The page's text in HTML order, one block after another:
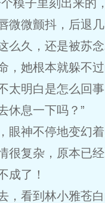
模子里刻出来的
微微颤抖，后退
么久，还是被苏念
，她根本就躲不过
太明白是怎么回
休息一下吗？”
眼神不停地变幻着
很复杂，原本已
成了！
，看到林小雅苍